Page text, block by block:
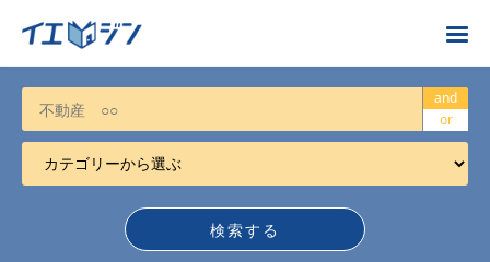
お近くの不動産会社を探す
カテゴリーから選ぶ
不動産売却
and
or